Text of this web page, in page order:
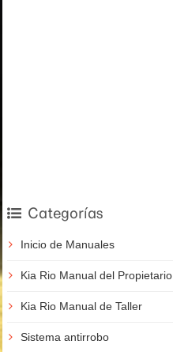
Categorías
Inicio de Manuales
Kia Rio Manual del Propietario
Kia Rio Manual de Taller
Sistema antirrobo